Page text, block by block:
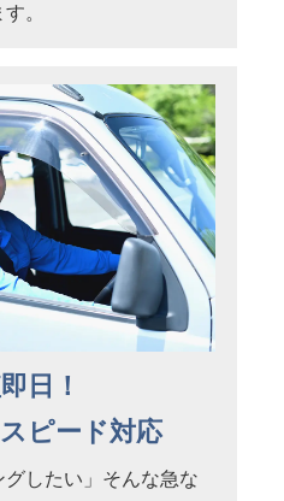
。
日！
ピード対応
グしたい」そんな急な